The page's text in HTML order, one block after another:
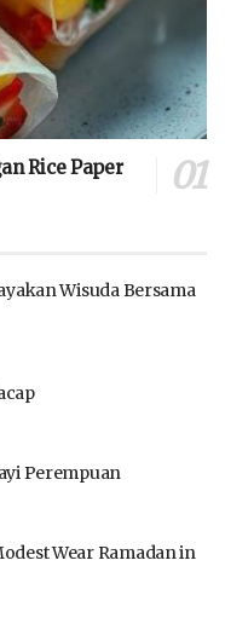
Rice Paper
Wisuda Bersama
Perempuan
Wear Ramadan in